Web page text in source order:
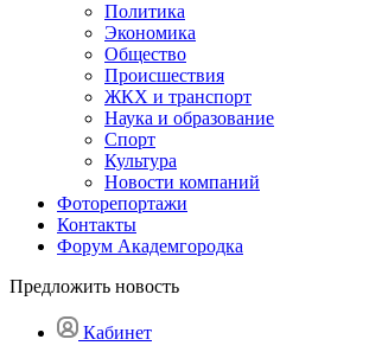
Политика
Экономика
Общество
Происшествия
ЖКХ и транспорт
Наука и образование
Спорт
Культура
Новости компаний
Фоторепортажи
Контакты
Форум Академгородка
Предложить новость
Кабинет